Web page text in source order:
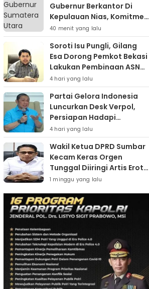
Gubernur Berkantor Di
Kepulauan Nias, Komitmen
Percepatan Pembangunan
40 menit yang lalu
Soroti Isu Pungli, Gilang
Esa Dorong Pemkot Bekasi
Lakukan Pembinaan ASN
Hingga Bentuk Satgas
4 hari yang lalu
Partai Gelora Indonesia
Luncurkan Desk Verpol,
Persiapan Hadapi
Verifikasi KPU Untuk Pemilu
2029
4 hari yang lalu
Wakil Ketua DPRD Sumbar
Kecam Keras Orgen
Tunggal Diiringi Artis Erotis
Di Kuranji
1 minggu yang lalu